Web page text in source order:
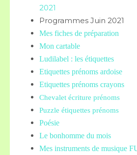
2021
Programmes Juin 2021
Mes fiches de préparation
Mon cartable
Ludilabel : les étiquettes
Etiquettes prénoms ardoise
Etiquettes prénoms crayons
Chevalet écriture prénoms
Puzzle étiquettes prénoms
Poésie
Le bonhomme du mois
Mes instruments de musique